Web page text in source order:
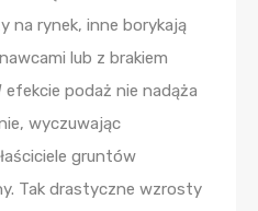
na rynek, inne borykają
lub z brakiem
podaż nie nadąża
wyczuwając
gruntów
Tak drastyczne wzrosty